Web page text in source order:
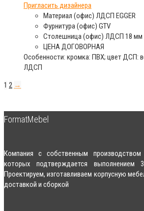
Пригласить дизайнера
Материал (офис) ЛДСП EGGER
Фурнитура (офис) GTV
Столешница (офис) ЛДСП 18 мм
ЦЕНАДОГОВОРНАЯ
Особенности: кромка: ПВХ; цвет ДСП:
ЛДСП
1 2 →
FormatMebel
Компания с собственным
которых подтверждается выполнением
Проектируем, изготавливаем корпусную
доставкой и сборкой